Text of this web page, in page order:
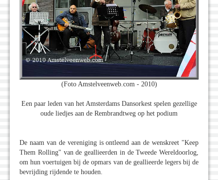
(Foto Amstelveenweb.com - 2010)
Een paar leden van het Amsterdams Dansorkest spelen gezellige
oude liedjes aan de Rembrandtweg op het podium
De naam van de vereniging is ontleend aan de wenskreet "Keep
Them Rolling" van de geallieerden in de Tweede Wereldoorlog,
om hun voertuigen bij de opmars van de geallieerde legers bij de
bevrijding rijdende te houden.